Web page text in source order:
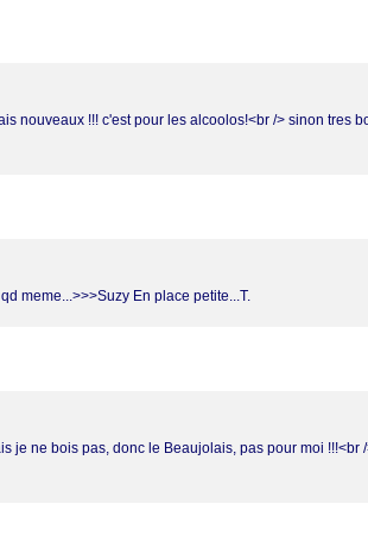
nouveaux !!! c'est pour les alcoolos!<br /> sinon tres
meme...>>>Suzy En place petite...T.
je ne bois pas, donc le Beaujolais, pas pour moi !!!<br